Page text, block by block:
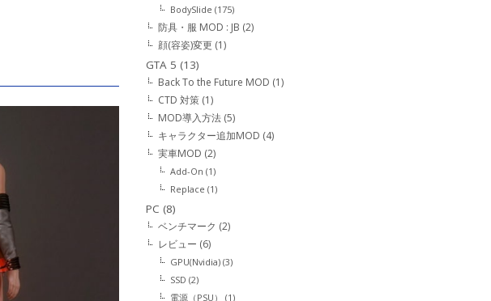
BodySlide (175)
防具・服 MOD : JB (2)
顔(容姿)変更 (1)
GTA 5 (13)
Back To the Future MOD (1)
CTD 対策 (1)
MOD導入方法 (5)
キャラクター追加MOD (4)
実車MOD (2)
Add-On (1)
Replace (1)
PC (8)
ベンチマーク (2)
レビュー (6)
GPU(Nvidia) (3)
SSD (2)
電源（PSU）
(1)